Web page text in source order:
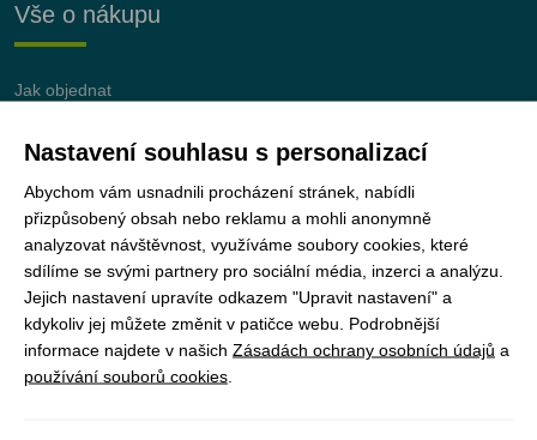
Vše o nákupu
Jak objednat
Nejčastější dotazy (FAQ)
Podmínky vrácení peněz
JUNshop s.r.o.je 100% vlastněn organizací
Junák – český skaut, z.s.
Nastavení souhlasu s personalizací
Abychom vám usnadnili procházení stránek, nabídli
přizpůsobený obsah nebo reklamu a mohli anonymně
analyzovat návštěvnost, využíváme soubory cookies, které
sdílíme se svými partnery pro sociální média, inzerci a analýzu.
Jejich nastavení upravíte odkazem "Upravit nastavení" a
kdykoliv jej můžete změnit v patičce webu. Podrobnější
informace najdete v našich Zásadách ochrany osobních údajů a
používání souborů cookies